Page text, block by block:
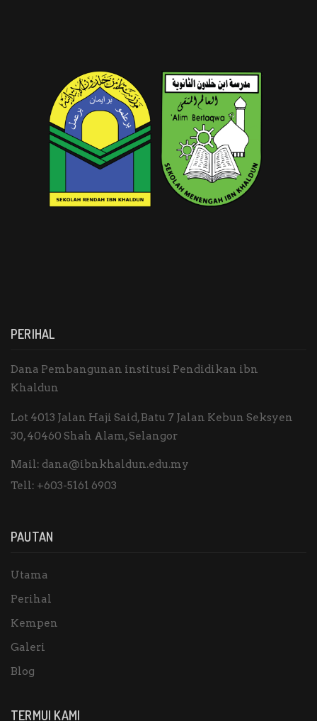
PERIHAL
Dana Pembangunan institusi Pendidikan ibn
Khaldun
Lot 4013 Jalan Haji Said, Batu 7 Jalan Kebun Seksyen
30, 40460 Shah Alam, Selangor
Mail: dana@ibnkhaldun.edu.my
Tell: +603-5161 6903
PAUTAN
Utama
Perihal
Kempen
Galeri
Blog
TERMUI KAMI